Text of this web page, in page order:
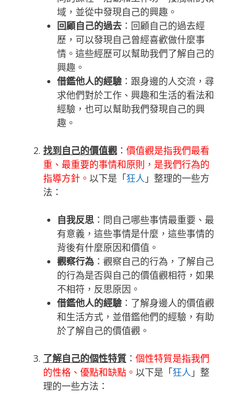
域，並從中發現自己的興趣。
回顧自己的過去 ：回顧自己的過去經
歷，可以發現自己曾經喜歡做什麼事
情。這些經歷可以幫助我們了解自己的
興趣。
借鑑他人的經驗 ：跟身邊的人交流，尋
求他們對於工作、興趣和生活的看法和
經驗，也可以幫助我們發現自己的興
趣。
找到自己的價值觀 ： 價值觀是指我們最看
重、最重要的事情和原則，是我們行為的
指導方針。 以下是「狂人 」整理的一些方
法：
自我反思 ：問自己哪些事情最重要、最
有意義，這些事情是什麼，這些事情的
背後有什麼原因和價值。
觀察行為 ：觀察自己的行為，了解自己
的行為是否與自己的價值觀相符，如果
不相符，反思原因。
借鑑他人的經驗 ：了解身邊人的價值觀
和生活方式，並借鑑他們的經驗，有助
於了解自己的價值觀。
了解自己的個性特質 ： 個性特質是指我們
的性格、優點和缺點。 以下是「狂人 」整
理的一些方法：